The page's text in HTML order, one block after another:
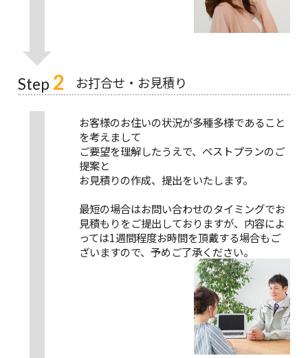
Step 2 お打合せ・お見積り
お客様のお住いの状況が多種多様であること
を考えまして
ご要望を理解したうえで、ベストプランのご
提案と
お見積りの作成、提出をいたします。
最短の場合はお問い合わせのタイミングでお
見積もりをご提出しておりますが、内容によ
っては1週間程度お時間を頂戴する場合もご
ざいますので、予めご了承ください。